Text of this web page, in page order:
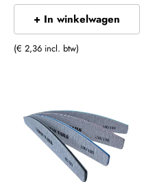
+ In winkelwagen
(€ 2,36 incl. btw)